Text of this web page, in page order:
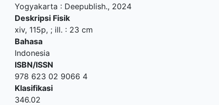
Yogyakarta : Deepublish., 2024
Deskripsi Fisik
xiv, 115p, ; ill. : 23 cm
Bahasa
Indonesia
ISBN/ISSN
978 623 02 9066 4
Klasifikasi
346.02